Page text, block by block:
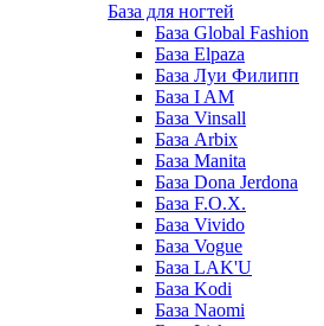
База для ногтей
База Global Fashion
База Elpaza
База Луи Филипп
База I AM
База Vinsall
База Arbix
База Manita
База Dona Jerdona
База F.O.X.
База Vivido
База Vogue
База LAK'U
База Kodi
База Naomi